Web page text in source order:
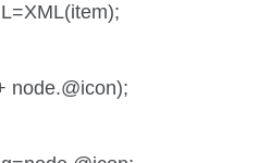
node.@icon);